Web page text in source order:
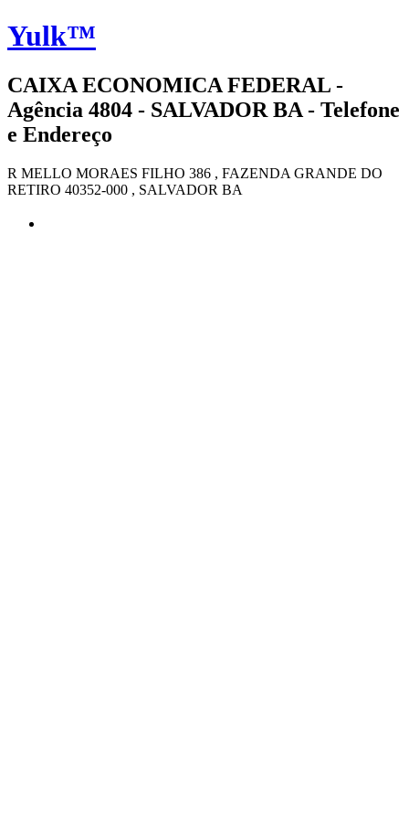
Yulk™
CAIXA ECONOMICA FEDERAL -
Agência 4804 - SALVADOR BA - Telefone
e Endereço
R MELLO MORAES FILHO 386 , FAZENDA GRANDE DO
RETIRO 40352-000 , SALVADOR BA